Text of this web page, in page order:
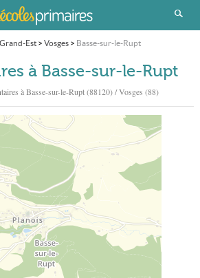
Grand-Est> Vosges> Basse-sur-le-Rupt
à Basse-sur-le-Rupt
àBasse-sur-le-Rupt(88120) / Vosges (88)